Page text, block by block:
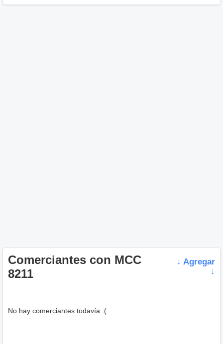
Comerciantes con MCC
8211
↓ Agregar
↓
No hay comerciantes todavía :(